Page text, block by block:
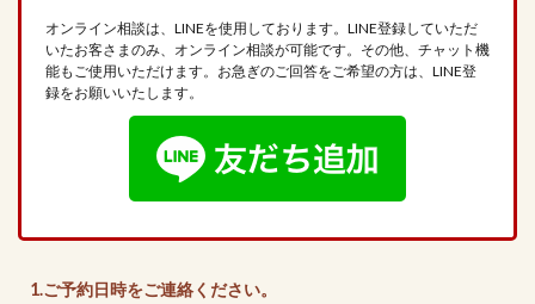
オンライン相談は、LINEを使用しております。LINE登録していただ
いたお客さまのみ、オンライン相談が可能です。その他、チャット機
能もご使用いただけます。お急ぎのご回答をご希望の方は、LINE登
録をお願いいたします。
1.ご予約日時をご連絡ください。